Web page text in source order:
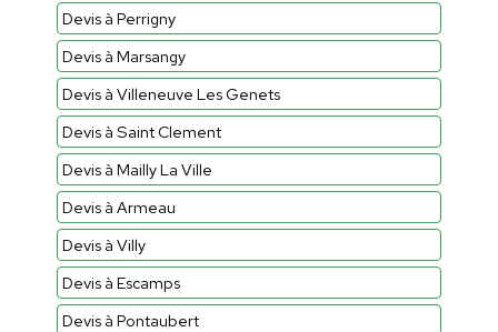
Devis à Perrigny
Devis à Marsangy
Devis à Villeneuve Les Genets
Devis à Saint Clement
Devis à Mailly La Ville
Devis à Armeau
Devis à Villy
Devis à Escamps
Devis à Pontaubert